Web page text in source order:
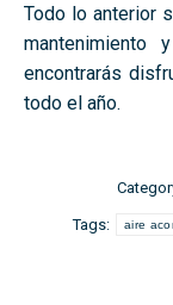
Todo lo anterior
mantenimiento
encontrarás
todo el año.
Tags: aire